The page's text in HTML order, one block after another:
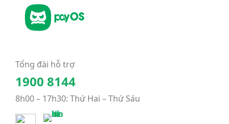
Tổng đài hỗ trợ
1900 8144
8h00 – 17h30: Thứ Hai – Thứ Sáu